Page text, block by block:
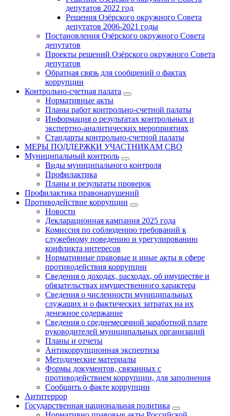
депутатов 2022 год
Решения Озёрского окружного Совета
депутатов 2006-2021 годы
Постановления Озёрского окружного Совета
депутатов
Проекты решений Озёрского окружного Совета
депутатов
Обратная связь для сообщений о фактах
коррупции
Контрольно-счетная палата
Нормативные акты
Планы работ контрольно-счетной палаты
Информация о результатах контрольных и
экспертно-аналитических мероприятиях
Стандарты контрольно-счетной палаты
МЕРЫ ПОДДЕРЖКИ УЧАСТНИКАМ СВО
Муниципальный контроль
Виды муниципального контроля
Профилактика
Планы и результаты проверок
Профилактика правонарушений
Противодействие коррупции
Новости
Декларационная кампания 2025 года
Комиссия по соблюдению требований к
служебному поведению и урегулированию
конфликта интересов
Нормативные правовые и иные акты в сфере
противодействия коррупции
Сведения о доходах, расходах, об имуществе и
обязательствах имущественного характера
Сведения о численности муниципальных
служащих и о фактических затратах на их
денежное содержание
Сведения о среднемесячной заработной плате
руководителей муниципальных организаций
Планы и отчеты
Антикоррупционная экспертиза
Методические материалы
Формы документов, связанных с
противодействием коррупции, для заполнения
Сообщить о факте коррупции
Антитеррор
Государственная национальная политика